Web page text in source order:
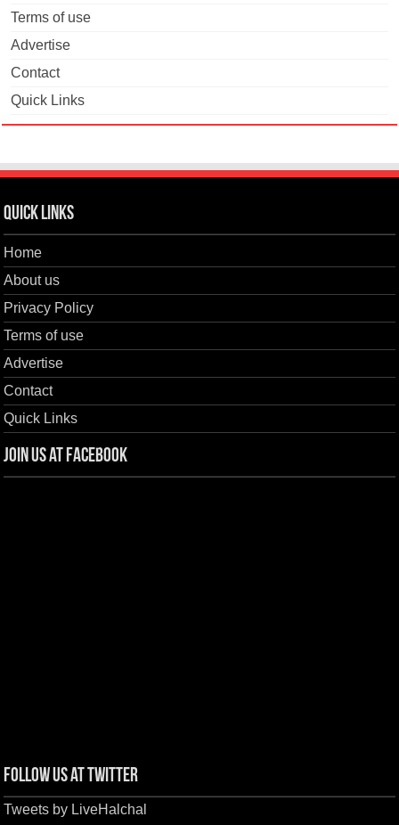
Terms of use
Advertise
Contact
Quick Links
Quick Links
Home
About us
Privacy Policy
Terms of use
Advertise
Contact
Quick Links
Join us at Facebook
Follow us at Twitter
Tweets by LiveHalchal